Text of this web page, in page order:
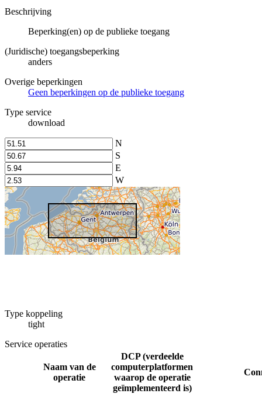
Beschrijving
Beperking(en) op de publieke toegang
(Juridische) toegangsbeperking
anders
Overige beperkingen
Geen beperkingen op de publieke toegang
Type service
download
N
S
E
W
Type koppeling
tight
Service operaties
Naam van de
operatie
DCP (verdeelde
computerplatformen
waarop de operatie
geïmplementeerd is)